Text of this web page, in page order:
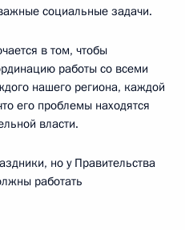
социальные задачи.
в том, чтобы
работы со всеми
нашего региона, каждой
его проблемы находятся
власти.
но у Правительства
работать